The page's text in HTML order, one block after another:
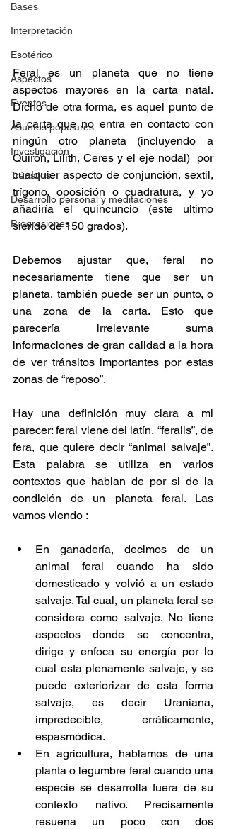
Bases
Interpretación
Esotérico
Aspectos
Eventos
Asuntos populares
Investigación
Tránsitos
Desarrollo personal y meditaciones
Progresiones
Feral es un planeta que no tiene
aspectos mayores en la carta natal.
Dicho de otra forma, es aquel punto de
la carta que no entra en contacto con
ningún otro planeta (incluyendo a
Quirón, Lilith, Ceres y el eje nodal)  por
cualquier aspecto de conjunción, sextil,
trígono, oposición o cuadratura, y yo
añadiría el quincuncio (este ultimo
siendo de 150 grados).
Debemos ajustar que, feral no
necesariamente tiene que ser un
planeta, también puede ser un punto, o
una zona de la carta. Esto que
parecería irrelevante suma
informaciones de gran calidad a la hora
de ver tránsitos importantes por estas
zonas de “reposo”.
Hay una definición muy clara a mi
parecer: feral viene del latín, “feralis”, de
fera, que quiere decir “animal salvaje”.
Esta palabra se utiliza en varios
contextos que hablan de por si de la
condición de un planeta feral. Las
vamos viendo :
En ganadería, decimos de un
animal feral cuando ha sido
domesticado y volvió a un estado
salvaje. Tal cual, un planeta feral se
considera como salvaje. No tiene
aspectos donde se concentra,
dirige y enfoca su energía por lo
cual esta plenamente salvaje, y se
puede exteriorizar de esta forma
salvaje, es decir Uraniana,
impredecible, erráticamente,
espasmódica.
En agricultura, hablamos de una
planta o legumbre feral cuando una
especie se desarrolla fuera de su
contexto nativo. Precisamente
resuena un poco con dos